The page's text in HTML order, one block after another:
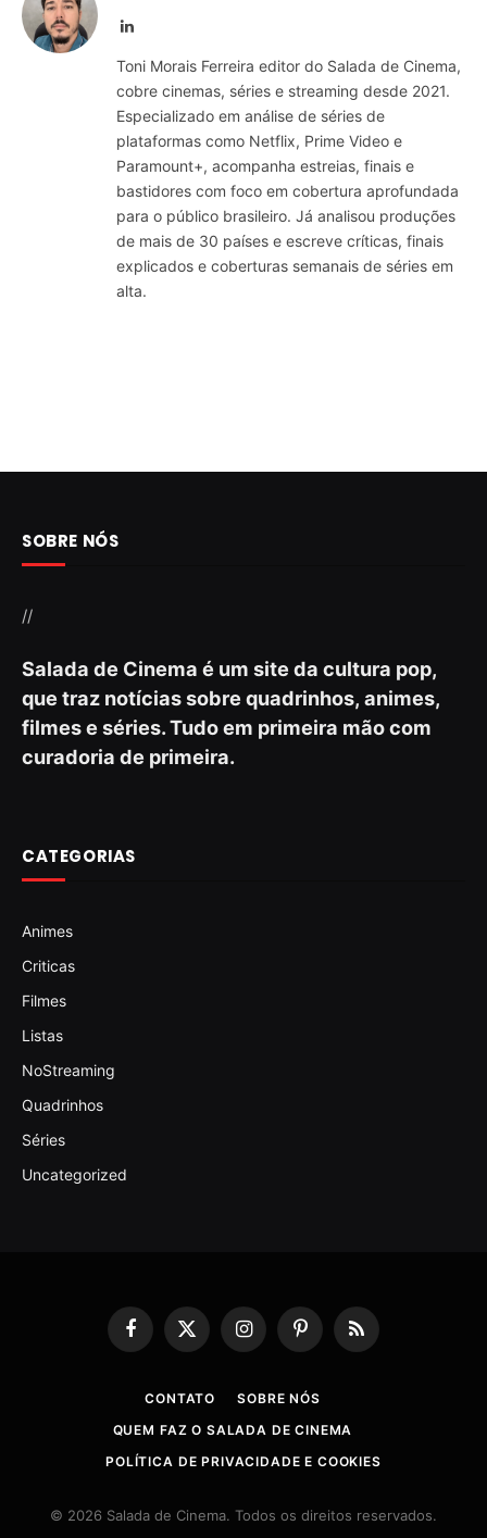
LinkedIn
Toni Morais Ferreira editor do Salada de Cinema,
cobre cinemas, séries e streaming desde 2021.
Especializado em análise de séries de
plataformas como Netflix, Prime Video e
Paramount+, acompanha estreias, finais e
bastidores com foco em cobertura aprofundada
para o público brasileiro. Já analisou produções
de mais de 30 países e escreve críticas, finais
explicados e coberturas semanais de séries em
alta.
SOBRE NÓS
//
Salada de Cinema é um site da cultura pop,
que traz notícias sobre quadrinhos, animes,
filmes e séries. Tudo em primeira mão com
curadoria de primeira.
CATEGORIAS
Animes
Criticas
Filmes
Listas
NoStreaming
Quadrinhos
Séries
Uncategorized
Facebook
X
(Twitter)
InstagramPinterestRSS
CONTATO
SOBRE NÓS
QUEM FAZ O SALADA DE CINEMA
POLÍTICA DE PRIVACIDADE E COOKIES
© 2026 Salada de Cinema. Todos os direitos reservados.